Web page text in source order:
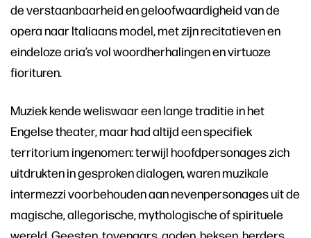
de verstaanbaarheid en geloofwaardigheid van de
opera naar Italiaans model, met zijn recitatieven en
eindeloze aria’s vol woordherhalingen en virtuoze
fiorituren.
Muziek kende weliswaar een lange traditie in het
Engelse theater, maar had altijd een specifiek
territorium ingenomen: terwijl hoofdpersonages zich
uitdrukten in gesproken dialogen, waren muzikale
intermezzi voorbehouden aan nevenpersonages uit de
magische, allegorische, mythologische of spirituele